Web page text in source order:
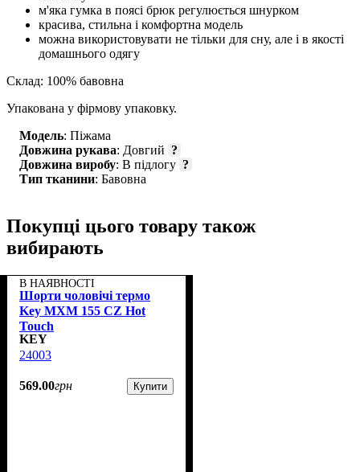
м'яка гумка в поясі брюк регулюється шнурком
красива, стильна і комфортна модель
можна використовувати не тільки для сну, але і в якості
домашнього одягу
Склад: 100% бавовна
Упакована у фірмову упаковку.
Модель: Піжама
Довжина рукава: Довгий ?
Довжина виробу: В підлогу ?
Тип тканини: Бавовна
Покупці цього товару також
вибирають
В НАЯВНОСТІ
Шорти чоловічі термо
Key MXM 155 CZ Hot
Touch
KEY
24003
569.00грн Купити